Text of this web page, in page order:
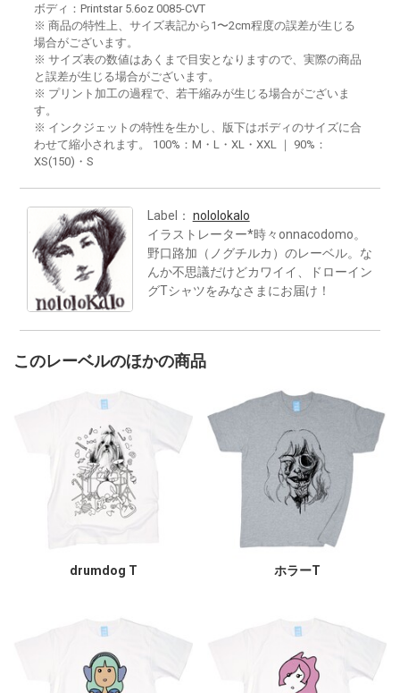
ボディ：Printstar 5.6oz 0085-CVT
※ 商品の特性上、サイズ表記から1〜2cm程度の誤差が生じる
場合がございます。
※ サイズ表の数値はあくまで目安となりますので、実際の商品
と誤差が生じる場合がございます。
※ プリント加工の過程で、若干縮みが生じる場合がございま
す。
※ インクジェットの特性を生かし、版下はボディのサイズに合
わせて縮小されます。 100%：M・L・XL・XXL ｜ 90%：
XS(150)・S
Label： nololokalo
イラストレーター*時々onnacodomo。
野口路加（ノグチルカ）のレーベル。な
んか不思議だけどカワイイ、ドローイン
グTシャツをみなさまにお届け！
このレーベルのほかの商品
drumdog T ホラーT